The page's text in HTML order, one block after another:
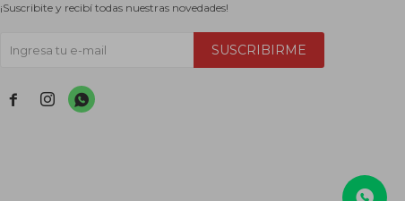
¡Suscribite y recibí todas nuestras novedades!
SUSCRIBIRME
  